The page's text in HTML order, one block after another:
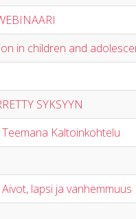
in children and
SYKSYYN
Teemana Kaltoinkohtelu
lapsi ja vanhemmuus